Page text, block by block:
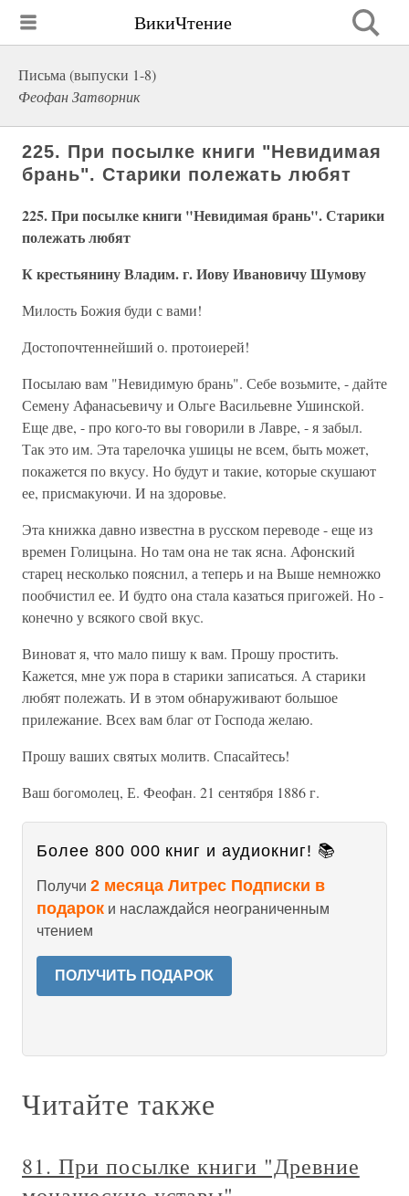
ВикиЧтение
Письма (выпуски 1-8)
Феофан Затворник
225. При посылке книги "Невидимая
брань". Старики полежать любят
225. При посылке книги "Невидимая брань". Старики
полежать любят
К крестьянину Владим. г. Иову Ивановичу Шумову
Милость Божия буди с вами!
Достопочтеннейший о. протоиерей!
Посылаю вам "Невидимую брань". Себе возьмите, - дайте
Семену Афанасьевичу и Ольге Васильевне Ушинской.
Еще две, - про кого-то вы говорили в Лавре, - я забыл.
Так это им. Эта тарелочка ушицы не всем, быть может,
покажется по вкусу. Но будут и такие, которые скушают
ее, присмакуючи. И на здоровье.
Эта книжка давно известна в русском переводе - еще из
времен Голицына. Но там она не так ясна. Афонский
старец несколько пояснил, а теперь и на Выше немножко
пообчистил ее. И будто она стала казаться пригожей. Но -
конечно у всякого свой вкус.
Виноват я, что мало пишу к вам. Прошу простить.
Кажется, мне уж пора в старики записаться. А старики
любят полежать. И в этом обнаруживают большое
прилежание. Всех вам благ от Господа желаю.
Прошу ваших святых молитв. Спасайтесь!
Ваш богомолец, Е. Феофан. 21 сентября 1886 г.
Более 800 000 книг и аудиокниг! 📚
Получи 2 месяца Литрес Подписки в
подарок и наслаждайся неограниченным
чтением
ПОЛУЧИТЬ ПОДАРОК
Читайте также
81. При посылке книги "Древние